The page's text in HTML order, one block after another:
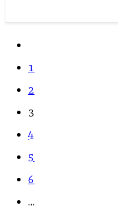
to
the
previous
page
1
2
3
4
5
6
…